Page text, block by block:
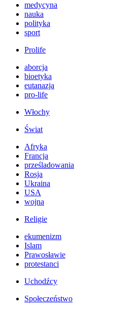
medycyna
nauka
polityka
sport
Prolife
aborcja
bioetyka
eutanazja
pro-life
Włochy
Świat
Afryka
Francja
prześladowania
Rosja
Ukraina
USA
wojna
Religie
ekumenizm
Islam
Prawosławie
protestanci
Uchodźcy
Społeczeństwo